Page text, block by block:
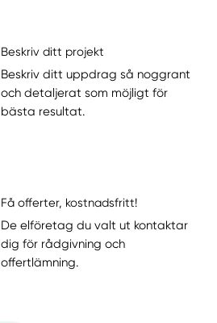
Beskriv ditt projekt
Beskriv ditt uppdrag så noggrant
och detaljerat som möjligt för
bästa resultat.
Få offerter, kostnadsfritt!
De elföretag du valt ut kontaktar
dig för rådgivning och
offertlämning.